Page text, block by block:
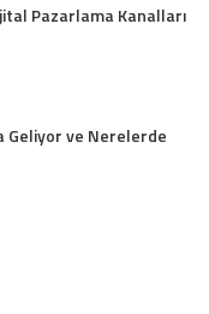
Pazarlama Kanalları
Geliyor ve Nerelerde